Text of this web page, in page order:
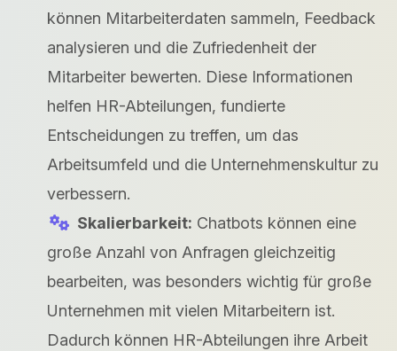
können Mitarbeiterdaten sammeln, Feedback
analysieren und die Zufriedenheit der
Mitarbeiter bewerten. Diese Informationen
helfen HR-Abteilungen, fundierte
Entscheidungen zu treffen, um das
Arbeitsumfeld und die Unternehmenskultur zu
verbessern.
Skalierbarkeit: Chatbots können eine
große Anzahl von Anfragen gleichzeitig
bearbeiten, was besonders wichtig für große
Unternehmen mit vielen Mitarbeitern ist.
Dadurch können HR-Abteilungen ihre Arbeit